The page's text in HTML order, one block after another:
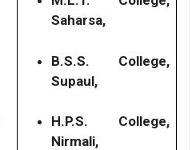
Saharsa,
B.S.S. College,
Supaul,
H.P.S. College,
Nirmali,